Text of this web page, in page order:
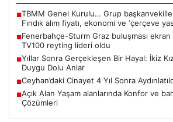
■TBMM Genel Kurulu… Grup
Fındık alım fiyatı, ekonomi ve ‘çerçeve
■Fenerbahçe-Sturm Graz buluşması ekran
TV100 reyting lideri oldu
■Yıllar Sonra Gerçekleşen Bir Hayal: İkiz
Duygu Dolu Anlar
■Ceyhan’daki Cinayet 4 Yıl Sonra
■Açık Alan Yaşam alanlarında Konfor ve
Çözümleri